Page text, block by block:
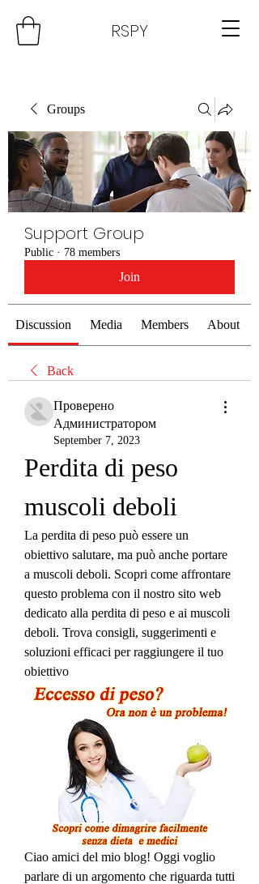
RSPY
Groups
Support Group
Public · 78 members
Join
Discussion Media Members About
Back
Проверено
Администратором
September 7, 2023
Perdita di peso
muscoli deboli
La perdita di peso può essere un
obiettivo salutare, ma può anche portare
a muscoli deboli. Scopri come affrontare
questo problema con il nostro sito web
dedicato alla perdita di peso e ai muscoli
deboli. Trova consigli, suggerimenti e
soluzioni efficaci per raggiungere il tuo
obiettivo
Ciao amici del mio blog! Oggi voglio
parlare di un argomento che riguarda tutti